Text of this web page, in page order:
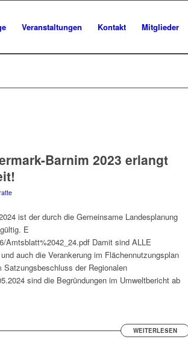
Veranstaltungen Kontakt Mitglieder
Barnim 2023 erlangt
ist der durch die Gemeinsame Landesplanung
E
Amtsblatt%2042_24.pdf Damit sind ALLE
auch die Verankerung im Flächennutzungsplan
der Regionalen
sind die Begründungen im Umweltbericht ab
WEITERLESEN